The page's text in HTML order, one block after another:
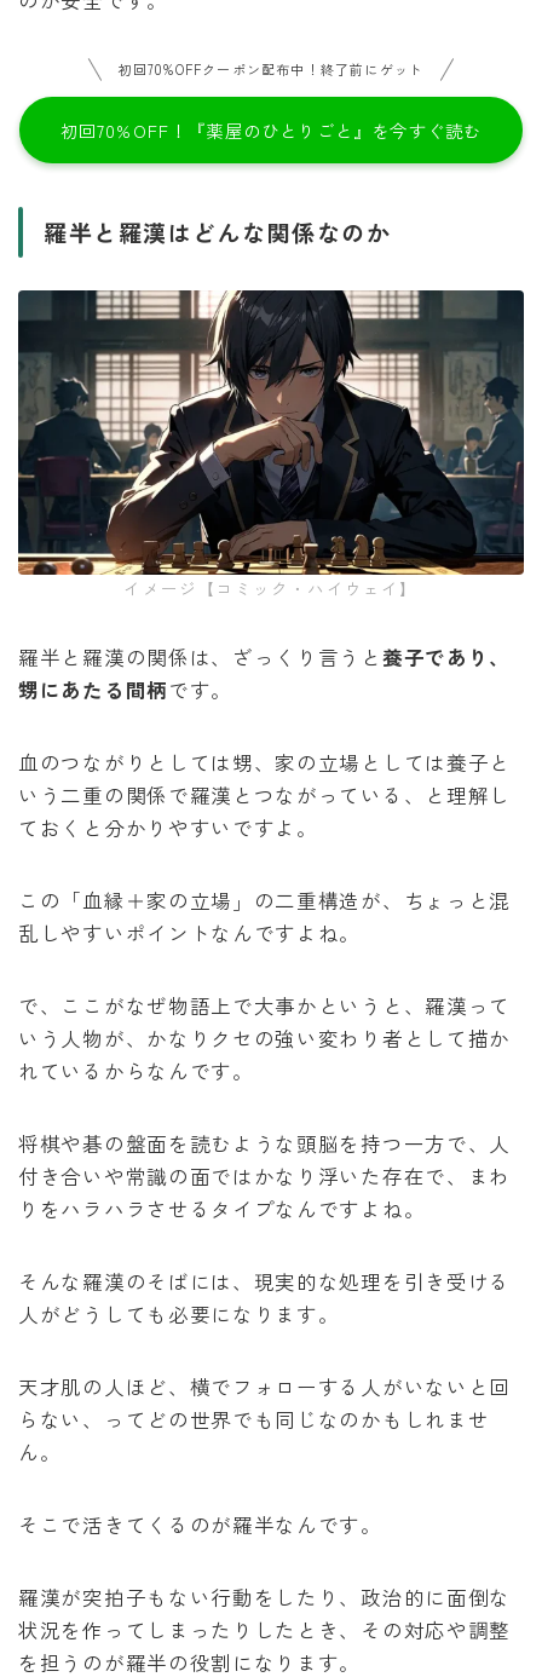
初回70%OFFクーポン配布中！終了前にゲット
初回70%OFF！『薬屋のひとりごと』を今すぐ読む
羅半と羅漢はどんな関係なのか
イメージ【コミック・ハイウェイ】
羅半と羅漢の関係は、ざっくり言うと養子であり、
甥にあたる間柄です。
血のつながりとしては甥、家の立場としては養子と
いう二重の関係で羅漢とつながっている、と理解し
ておくと分かりやすいですよ。
この「血縁＋家の立場」の二重構造が、ちょっと混
乱しやすいポイントなんですよね。
で、ここがなぜ物語上で大事かというと、羅漢って
いう人物が、かなりクセの強い変わり者として描か
れているからなんです。
将棋や碁の盤面を読むような頭脳を持つ一方で、人
付き合いや常識の面ではかなり浮いた存在で、まわ
りをハラハラさせるタイプなんですよね。
そんな羅漢のそばには、現実的な処理を引き受ける
人がどうしても必要になります。
天才肌の人ほど、横でフォローする人がいないと回
らない、ってどの世界でも同じなのかもしれませ
ん。
そこで活きてくるのが羅半なんです。
羅漢が突拍子もない行動をしたり、政治的に面倒な
状況を作ってしまったりしたとき、その対応や調整
を担うのが羅半の役割になります。